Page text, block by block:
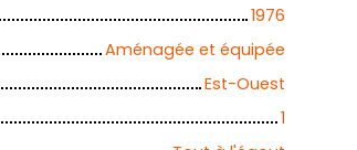
1976
Aménagée et équipée
Est-Ouest
1